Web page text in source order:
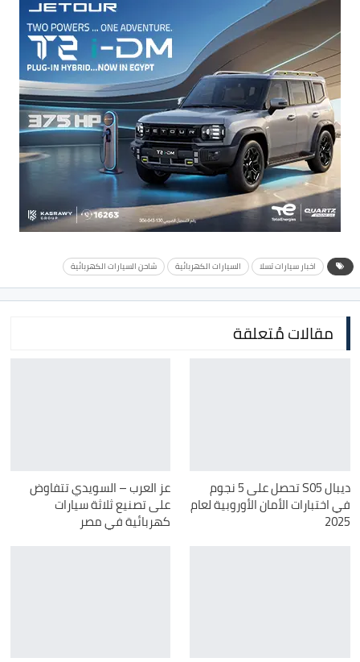
اخبار سيارات تسلا السيارات الكهربائية شاحن السيارات الكهربائية
مقالات مُتعلقة
ديبال S05 تحصل على 5 نجوم
في اختبارات الأمان الأوروبية لعام
2025
عز العرب – السويدي تتفاوض
على تصنيع ثلاثة سيارات
كهربائية في مصر